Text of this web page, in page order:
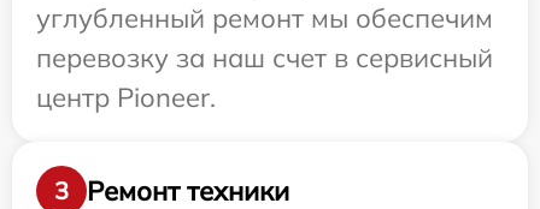
углубленный ремонт мы обеспечим
перевозку за наш счет в сервисный
центр Pioneer.
3
Ремонт техники